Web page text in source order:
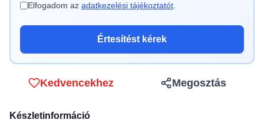
Elfogadom az adatkezelési tájékoztatót
Értesítést kérek
Kedvencekhez Megosztás
Készletinformáció